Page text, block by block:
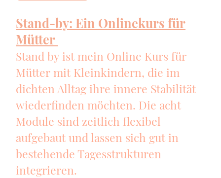
Stand-by: Ein Onlinekurs für
Mütter
Stand by ist mein Online Kurs für
Mütter mit Kleinkindern, die im
dichten Alltag ihre innere Stabilität
wiederfinden möchten. Die acht
Module sind zeitlich flexibel
aufgebaut und lassen sich gut in
bestehende Tagesstrukturen
integrieren.